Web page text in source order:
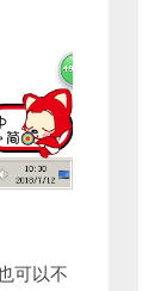
可以不